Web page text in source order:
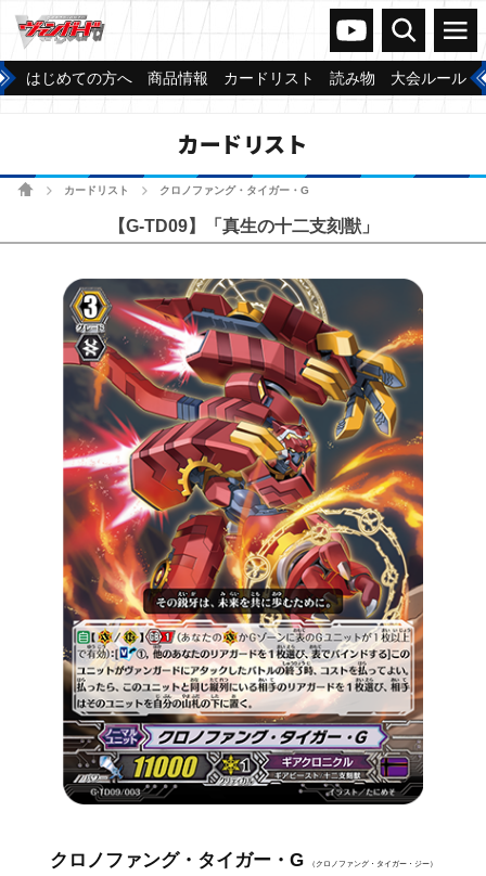
ヴァンガードch
検索 メニュー
はじめての方へ 商品情報 カードリスト 読み物 大会ルール
カードリスト
ホームカードリスト クロノファング・タイガー・G
【G-TD09】「真生の十二支刻獣」
クロノファング・タイガー・G （クロノファング・タイガー・ジー）